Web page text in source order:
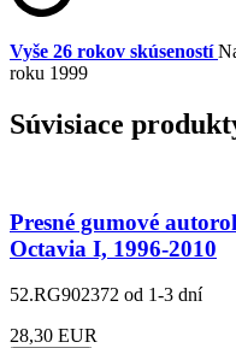
Vyše 26 rokov skúseností
roku 1999
Súvisiace
Presné gumové
Octavia I, 1996-2010
52.RG902372 od 1-3 dní
28,30 EUR